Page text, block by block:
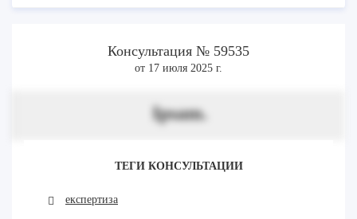
Консультация № 59535
от 17 июля 2025 г.
Ipsam.
ТЕГИ КОНСУЛЬТАЦИИ
експертиза